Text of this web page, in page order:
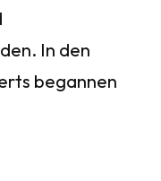
In den
begannen